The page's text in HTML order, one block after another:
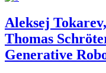
Aleksej
Thomas
Generative